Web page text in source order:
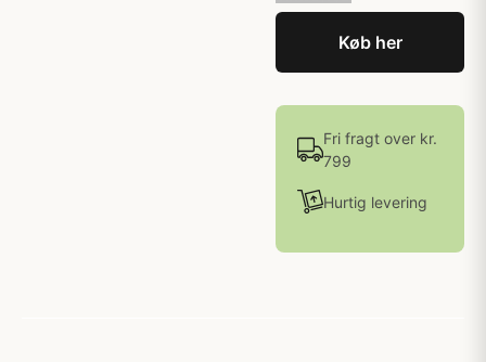
Køb her
Fri fragt over kr.
799
Hurtig levering